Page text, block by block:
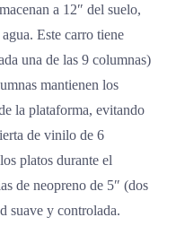
a 12″ del suelo,
Este carro tiene
una de las 9 columnas)
mantienen los
la plataforma, evitando
de vinilo de 6
platos durante el
de neopreno de 5″ (dos
suave y controlada.